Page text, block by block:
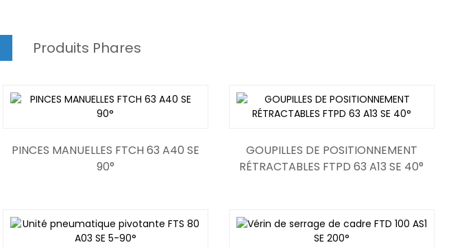
Produits Phares
PINCES MANUELLES FTCH 63 A40 SE
90°
GOUPILLES DE POSITIONNEMENT
RÉTRACTABLES FTPD 63 A13 SE 40°
Pinces de positionnement de broches
DESTACO 86D40-104D800A
POINT FORT Pneumatique 82M-
3E03H040L8